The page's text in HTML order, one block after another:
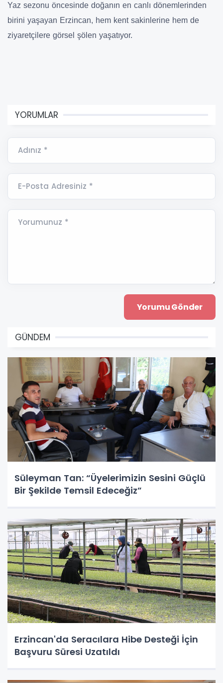
Yaz sezonu öncesinde doğanın en canlı dönemlerinden
birini yaşayan Erzincan, hem kent sakinlerine hem de
ziyaretçilere görsel şölen yaşatıyor.
YORUMLAR
Adınız *
E-Posta Adresiniz *
Yorumunuz *
GÜNDEM
Süleyman Tan: “Üyelerimizin Sesini Güçlü
Bir Şekilde Temsil Edeceğiz”
Erzincan'da Seracılara Hibe Desteği İçin
Başvuru Süresi Uzatıldı